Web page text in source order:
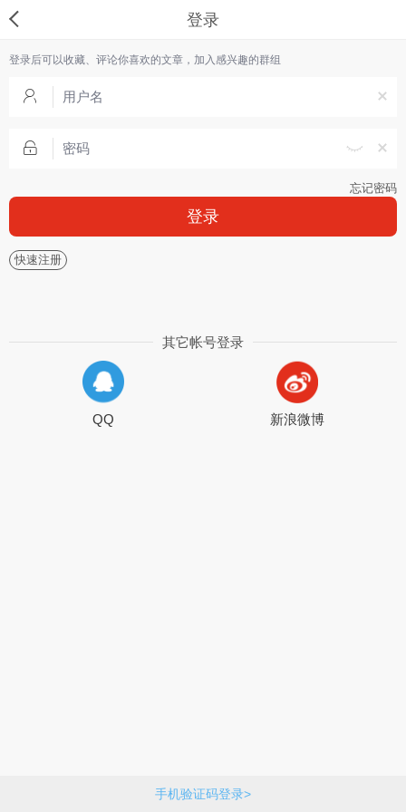
登录
登录后可以收藏、评论你喜欢的文章，加入感兴趣的群组
忘记密码
登录
快速注册
手机验证码登录>
其它帐号登录
QQ 新浪微博